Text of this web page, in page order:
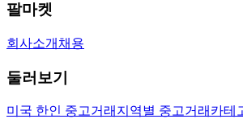
팔마켓
회사소개 채용
둘러보기
미국 한인 중고거래 지역별 중고거래 카테